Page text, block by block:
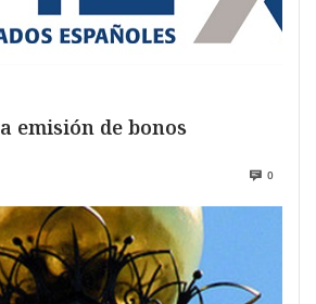
emisión de bonos
0